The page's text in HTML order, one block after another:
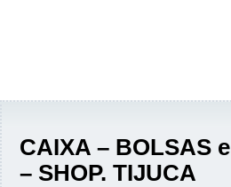
CAIXA – BOLSAS
– SHOP. TIJUCA